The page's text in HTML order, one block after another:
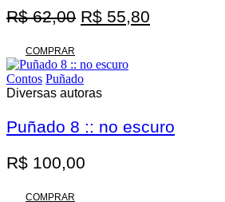
Promoção
R$62,00 O
era:
R$ 62,00.
R$ 55,80
COMPRAR
Contos Puñado
Diversas autoras
Puñado 8 :: no escuro
R$ 100,00
COMPRAR